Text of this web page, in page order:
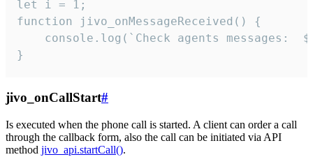
let i = 1;
function jivo_onMessageReceived() {
}
jivo_onCallStart#
Is executed when the phone call is started. A client can order a call
through the callback form, also the call can be initiated via API
method jivo_api.startCall().